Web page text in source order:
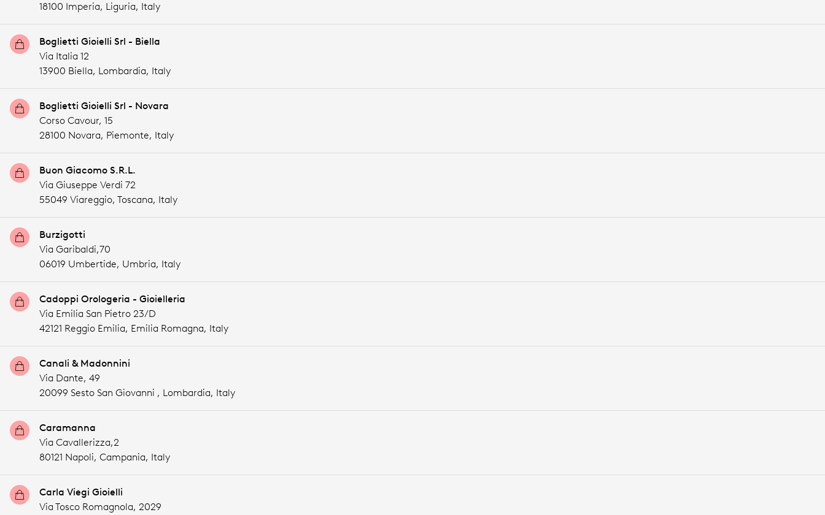
18100 Imperia, Liguria, Italy
Boglietti Gioielli Srl - Biella
Via Italia 12
13900 Biella, Lombardia, Italy
Boglietti Gioielli Srl - Novara
Corso Cavour, 15
28100 Novara, Piemonte, Italy
Buon Giacomo S.R.L.
Via Giuseppe Verdi 72
55049 Viareggio, Toscana, Italy
Burzigotti
Via Garibaldi,70
06019 Umbertide, Umbria, Italy
Cadoppi Orologeria - Gioielleria
Via Emilia San Pietro 23/D
42121 Reggio Emilia, Emilia Romagna, Italy
Canali & Madonnini
Via Dante, 49
20099 Sesto San Giovanni , Lombardia, Italy
Caramanna
Via Cavallerizza,2
80121 Napoli, Campania, Italy
Carla Viegi Gioielli
Via Tosco Romagnola, 2029